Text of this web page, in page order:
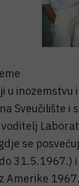
inozemstvu
Sveučilište i
se
31.5.1967.)